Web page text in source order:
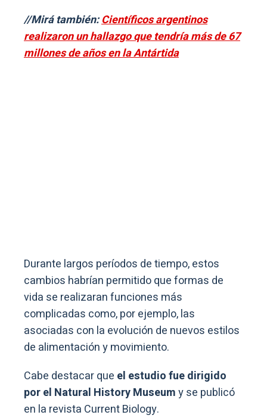
//Mirá también:Científicos argentinos
realizaron un hallazgo que tendría más de 67
millones de años en la Antártida
Durante largos períodos de tiempo, estos
cambios habrían permitido que formas de
vida se realizaran funciones más
complicadas como, por ejemplo, las
asociadas con la evolución de nuevos estilos
de alimentación y movimiento.
Cabe destacar que el estudio fue dirigido
por el Natural History Museumy se publicó
en la revista Current Biology.